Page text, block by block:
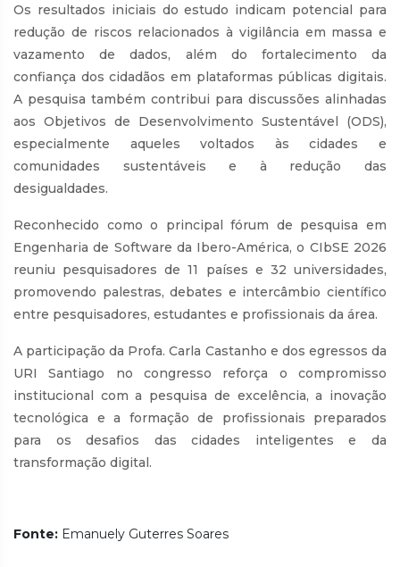
Os resultados iniciais do estudo indicam potencial para
redução de riscos relacionados à vigilância em massa e
vazamento de dados, além do fortalecimento da
confiança dos cidadãos em plataformas públicas digitais.
A pesquisa também contribui para discussões alinhadas
aos Objetivos de Desenvolvimento Sustentável (ODS),
especialmente aqueles voltados às cidades e
comunidades sustentáveis e à redução das
desigualdades.
Reconhecido como o principal fórum de pesquisa em
Engenharia de Software da Ibero-América, o CIbSE 2026
reuniu pesquisadores de 11 países e 32 universidades,
promovendo palestras, debates e intercâmbio científico
entre pesquisadores, estudantes e profissionais da área.
A participação da Profa. Carla Castanho e dos egressos da
URI Santiago no congresso reforça o compromisso
institucional com a pesquisa de excelência, a inovação
tecnológica e a formação de profissionais preparados
para os desafios das cidades inteligentes e da
transformação digital.
Fonte: Emanuely Guterres Soares